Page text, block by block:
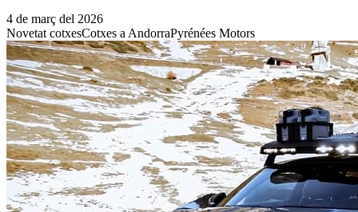
4 de març del 2026
Novetat cotxesCotxes a AndorraPyrénées Motors